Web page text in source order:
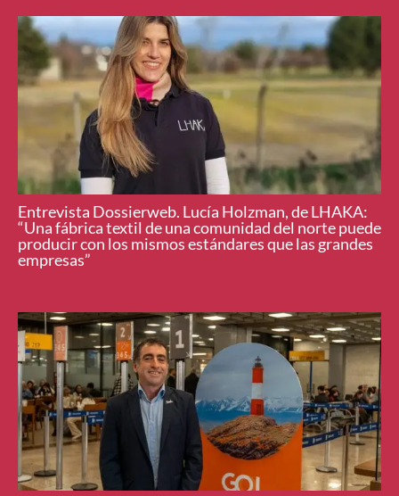
Entrevista Dossierweb. Lucía Holzman, de LHAKA:
“Una fábrica textil de una comunidad del norte puede
producir con los mismos estándares que las grandes
empresas”